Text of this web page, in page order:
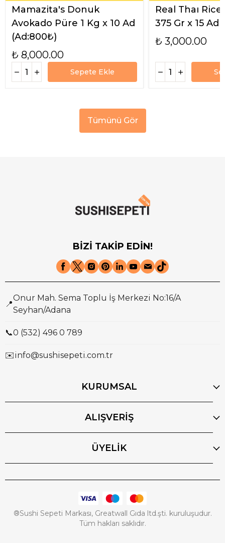
Mamazita's Donuk
Avokado Püre 1 Kg x 10 Ad
(Ad:800₺)
₺ 8,000.00
Sepete Ekle
Real Thaı
375 Gr x 15 Ad
₺ 3,000.00
Tümünü Gör
BİZİ TAKİP EDİN!
📍
Onur Mah. Sema Toplu İş Merkezi No:16/A
Seyhan/Adana
📞0 (532) 496 0 789
✉️info@sushisepeti.com.tr
KURUMSAL
ALIŞVERİŞ
ÜYELİK
®Sushi Sepeti Markası, Greatwall Gıda ltd.şti. kuruluşudur.
Tüm hakları saklıdır.